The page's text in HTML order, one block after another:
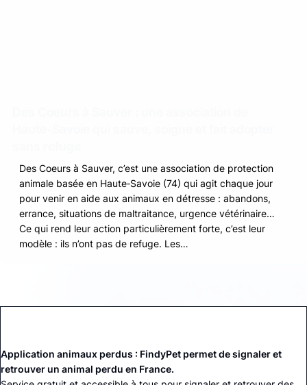
Des Coeurs à Sauver, c’est une association de protection
animale basée en Haute‑Savoie (74) qui agit chaque jour
pour venir en aide aux animaux en détresse : abandons,
errance, situations de maltraitance, urgence vétérinaire…
Ce qui rend leur action particulièrement forte, c’est leur
modèle : ils n’ont pas de refuge. Les…
Application animaux perdus : FindyPet permet de signaler et
retrouver un animal perdu en France.